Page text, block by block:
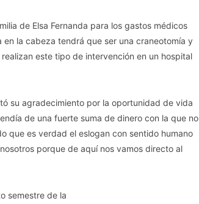
de Elsa Fernanda para los gastos médicos
la cabeza tendrá que ser una craneotomía y
este tipo de intervención en un hospital
su agradecimiento por la oportunidad de vida
de una fuerte suma de dinero con la que no
que es verdad el eslogan con sentido humano
porque de aquí nos vamos directo al
semestre de la